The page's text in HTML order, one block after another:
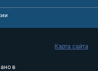
в
Карта сайта